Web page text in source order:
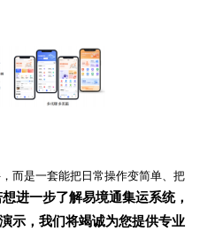
而是一套能把日常操作变简单、把
想进一步了解易境通集运系统，
示，我们将竭诚为您提供专业